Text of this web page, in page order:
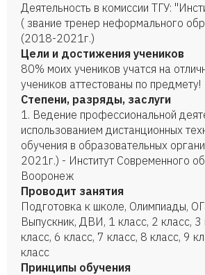
Деятельность в комиссии ТГУ:
( звание тренер неформального
(2018-2021г.)
Цели и достижения учеников
80% моих учеников учатся на
учеников аттестованы по предмету!
Степени, разряды, заслуги
1. Ведение профессиональной
использованием дистанционных
обучения в образовательных
2021г.) - Институт Современного
Вооронеж
Проводит занятия
Подготовка к школе, Олимпиады,
Выпускник, ДВИ, 1 класс, 2 класс, 3
класс, 6 класс, 7 класс, 8 класс, 9
класс
Принципы обучения